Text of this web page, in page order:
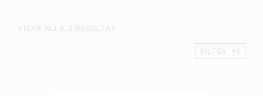
VISAR ALLA 2 RESULTAT
FILTER